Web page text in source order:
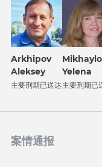
Arkhipov
Aleksey
主要刑期已送达
Yelena
主要刑期已
案情通报